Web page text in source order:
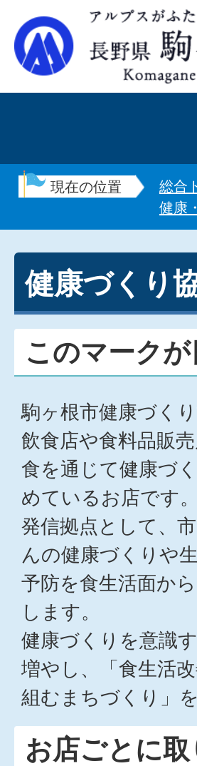
現在の位置 総合
健康
健康づくり
このマーク
駒ヶ根市健康づく
飲食店や食料品販売
食を通じて健康づ
めているお店です
発信拠点として、
んの健康づくりや
予防を食生活面か
します。
健康づくりを意識
増やし、「食生活
組むまちづくり」
お店ごとに